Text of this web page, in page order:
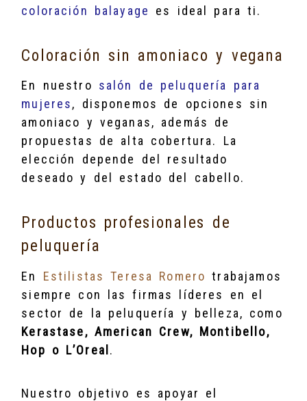
coloración balayage
es ideal para ti.
Coloración sin amoniaco y vegana
En nuestro salón de peluquería para
mujeres, disponemos de opciones sin
amoniaco y veganas, además de
propuestas de alta cobertura. La
elección depende del resultado
deseado y del estado del cabello.
Productos profesionales de
peluquería
En Estilistas Teresa Romero trabajamos
siempre con las firmas líderes en el
sector de la peluquería y belleza, como
Kerastase, American Crew, Montibello,
Hop o L’Oreal.
Nuestro objetivo es apoyar el